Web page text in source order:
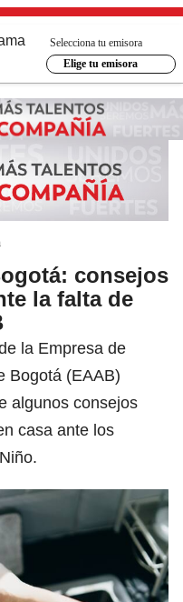
Selecciona tu emisora
Elige tu emisora
consejos
la falta de
la Empresa de
Bogotá (EAAB)
algunos consejos
casa ante los